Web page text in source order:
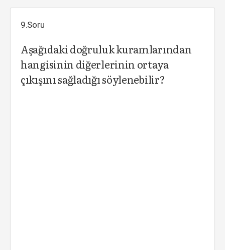
9.Soru
Aşağıdaki doğruluk kuramlarından
hangisinin diğerlerinin ortaya
çıkışını sağladığı söylenebilir?